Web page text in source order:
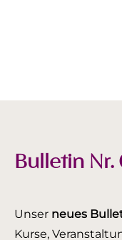
Bulletin Nr.
Unser neues
Kurse,